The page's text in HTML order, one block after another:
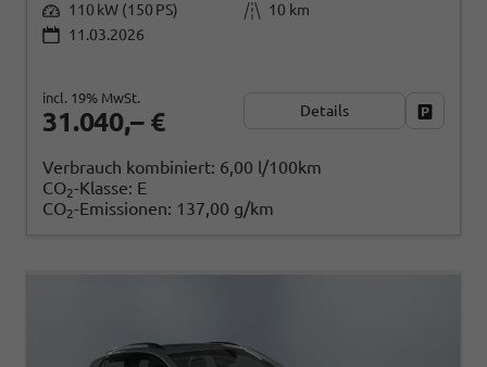
110 kW (150 PS)
10 km
11.03.2026
31.040,– €
incl. 19% MwSt.
Details
Verbrauch kombiniert: 6,00 l/100km
CO2-Klasse: E
CO2-Emissionen: 137,00 g/km